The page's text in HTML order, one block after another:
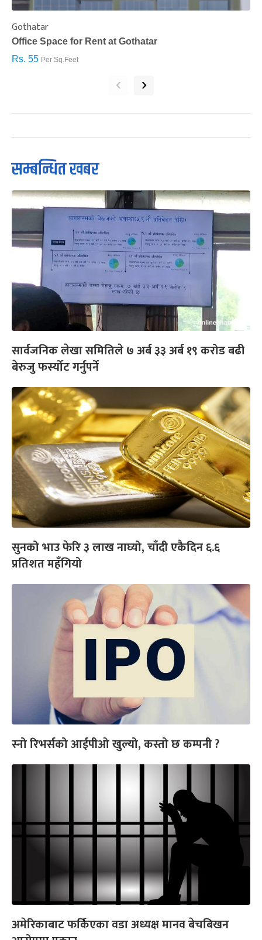
Gothatar
Office Space for Rent at Gothatar
Rs. 55 Per Sq.Feet
‹ ›
सम्बन्धित खबर
सार्वजनिक लेखा समितिले ७ अर्ब ३३ अर्ब १९ करोड बढी
बेरुजु फर्स्योट गर्नुपर्ने
सुनको भाउ फेरि ३ लाख नाघ्यो, चाँदी एकैदिन ६.६
प्रतिशत महँगियो
स्नो रिभर्सको आईपीओ खुल्यो, कस्तो छ कम्पनी ?
अमेरिकाबाट फर्किएका वडा अध्यक्ष मानव बेचबिखन